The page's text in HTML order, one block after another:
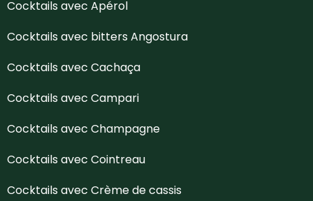
Cocktails avec Apérol
Cocktails avec bitters Angostura
Cocktails avec Cachaça
Cocktails avec Campari
Cocktails avec Champagne
Cocktails avec Cointreau
Cocktails avec Crème de cassis